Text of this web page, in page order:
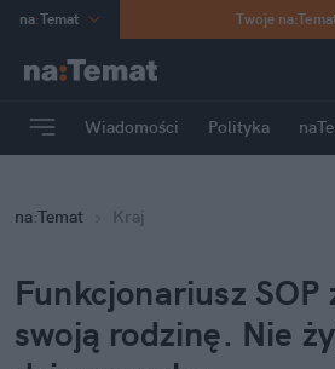
na:Temat
Poland
mama
Rozrywka
Twoje
Wiadomości Polityka
na:Temat Kraj
Funkcjonariusz SOP
swoją rodzinę. Nie